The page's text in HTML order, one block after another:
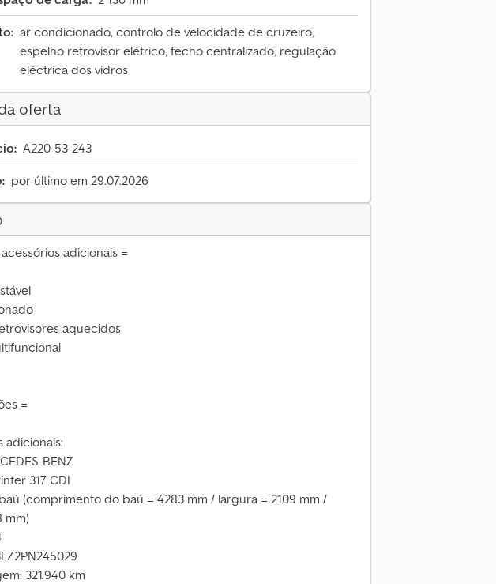
ar condicionado, controlo de velocidade de cruzeiro,
espelho retrovisor elétrico, fecho centralizado, regulação
eléctrica dos vidros
oferta
A220-53-243
por último em 29.07.2026
adicionais =
aquecidos
=
adicionais:
BENZ
317 CDI
(comprimento do baú = 4283 mm / largura = 2109 mm /
mm)
321.940 km